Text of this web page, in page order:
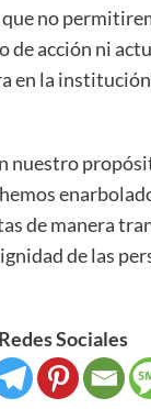
no
de acción ni
en la
nuestro
de manera
de las
Sociales